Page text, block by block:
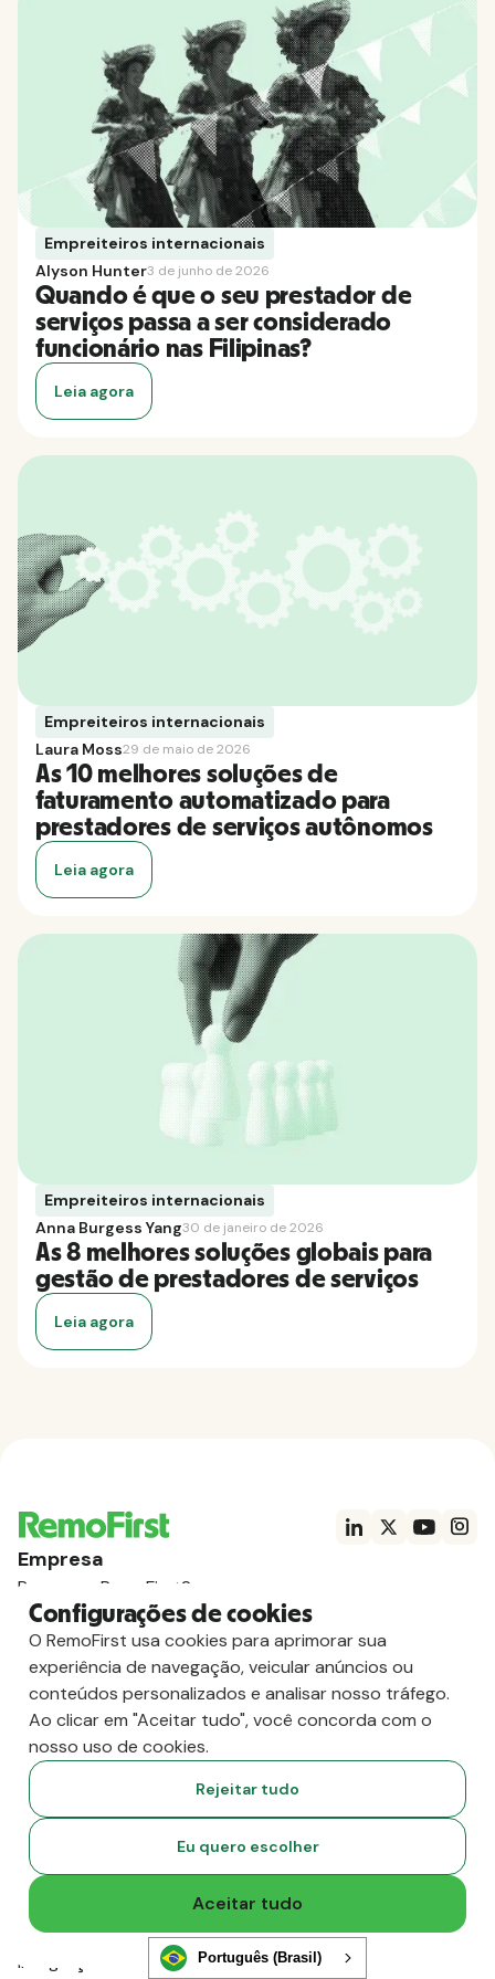
Empreiteiros internacionais
Alyson Hunter3 de junho de 2026
Quando é que o seu prestador de
serviços passa a ser considerado
funcionário nas Filipinas?
Leia agora
Empreiteiros internacionais
Laura Moss29 de maio de 2026
As 10 melhores soluções de
faturamento automatizado para
prestadores de serviços autônomos
Leia agora
Empreiteiros internacionais
Anna Burgess Yang30 de janeiro de 2026
As 8 melhores soluções globais para
gestão de prestadores de serviços
Leia agora
Empresa
Por que o RemoFirst?
Clientes
Preços
Sobre nós
Carreiras
IA, comece aqui
Produto
Employer of Record
Folha de pagamento global
Empreiteiros internacionais
RemoHealth
Vistos e permissões de trabalho
Gerenciamento da força de trabalho
Verificações de antecedentes
Integrações
Configurações de cookies
O RemoFirst usa cookies para aprimorar sua
experiência de navegação, veicular anúncios ou
conteúdos personalizados e analisar nosso tráfego.
Ao clicar em "Aceitar tudo", você concorda com o
nosso uso de cookies.
Rejeitar tudo
Eu quero escolher
Aceitar tudo
Português (Brasil)